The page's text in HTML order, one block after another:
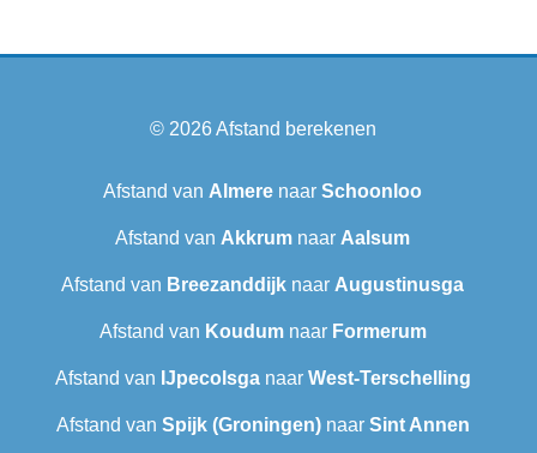
© 2026Afstand berekenen
Afstand van Almere naar Schoonloo
Afstand van Akkrum naar Aalsum
Afstand van Breezanddijk naar Augustinusga
Afstand van Koudumnaar Formerum
Afstand van IJpecolsganaar West-Terschelling
Afstand van Spijk (Groningen)naar Sint Annen